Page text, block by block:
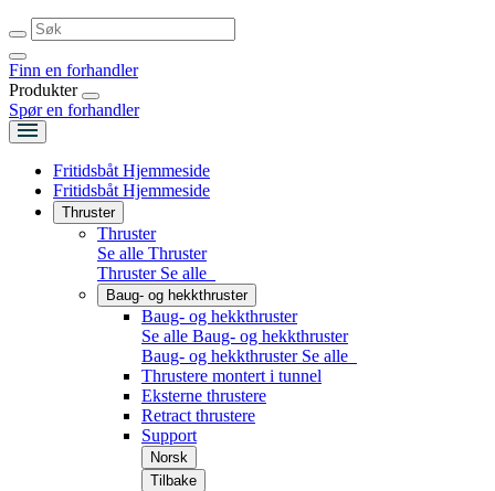
Finn en forhandler
Produkter
Spør en forhandler
Fritidsbåt Hjemmeside
Fritidsbåt Hjemmeside
Thruster
Thruster
Se alle Thruster
Thruster Se alle
Baug- og hekkthruster
Baug- og hekkthruster
Se alle Baug- og hekkthruster
Baug- og hekkthruster Se alle
Thrustere montert i tunnel
Eksterne thrustere
Retract thrustere
Support
Norsk
Tilbake